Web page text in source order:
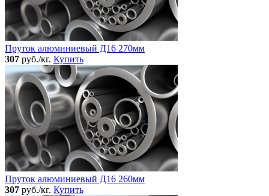
Пруток алюминиевый Д16 270мм
307 руб./кг. Купить
Пруток алюминиевый Д16 260мм
307 руб./кг. Купить